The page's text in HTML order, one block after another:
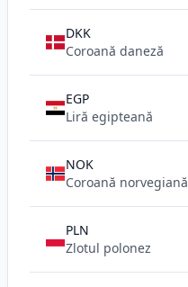
DKK
Coroană daneză
EGP
Liră egipteană
NOK
Coroană norvegiană
PLN
Zlotul polonez